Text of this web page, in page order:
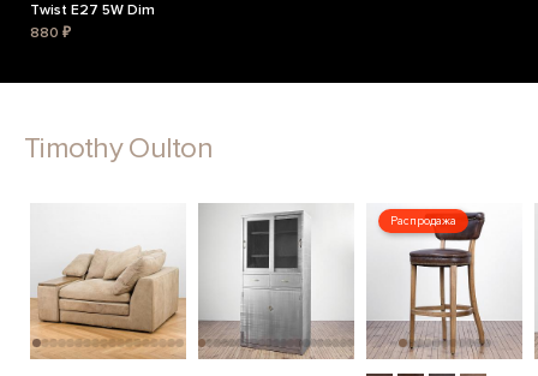
Twist E27 5W Dim
880 ₽
Timothy Oulton
Распродажа